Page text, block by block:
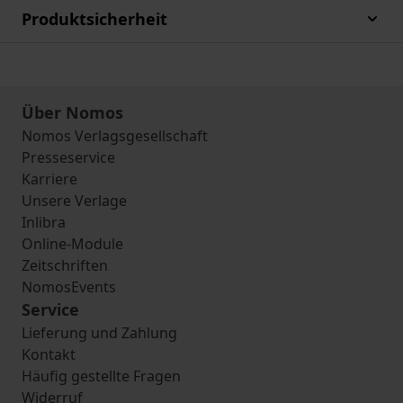
Produktsicherheit
Über Nomos
Nomos Verlagsgesellschaft
Presseservice
Karriere
Unsere Verlage
Inlibra
Online-Module
Zeitschriften
NomosEvents
Service
Lieferung und Zahlung
Kontakt
Häufig gestellte Fragen
Widerruf